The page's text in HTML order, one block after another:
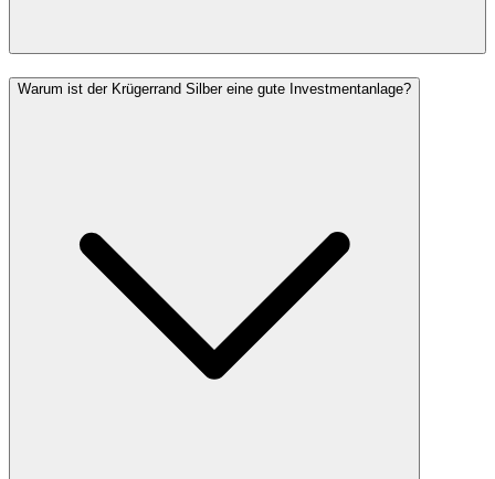
Warum ist der Krügerrand Silber eine gute Investmentanlage?